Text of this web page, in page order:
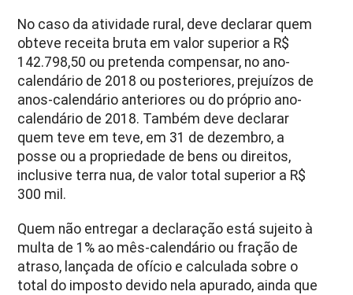
No caso da atividade rural, deve declarar quem
obteve receita bruta em valor superior a R$
142.798,50 ou pretenda compensar, no ano-
calendário de 2018 ou posteriores, prejuízos de
anos-calendário anteriores ou do próprio ano-
calendário de 2018. Também deve declarar
quem teve em teve, em 31 de dezembro, a
posse ou a propriedade de bens ou direitos,
inclusive terra nua, de valor total superior a R$
300 mil.
Quem não entregar a declaração está sujeito à
multa de 1% ao mês-calendário ou fração de
atraso, lançada de ofício e calculada sobre o
total do imposto devido nela apurado, ainda que